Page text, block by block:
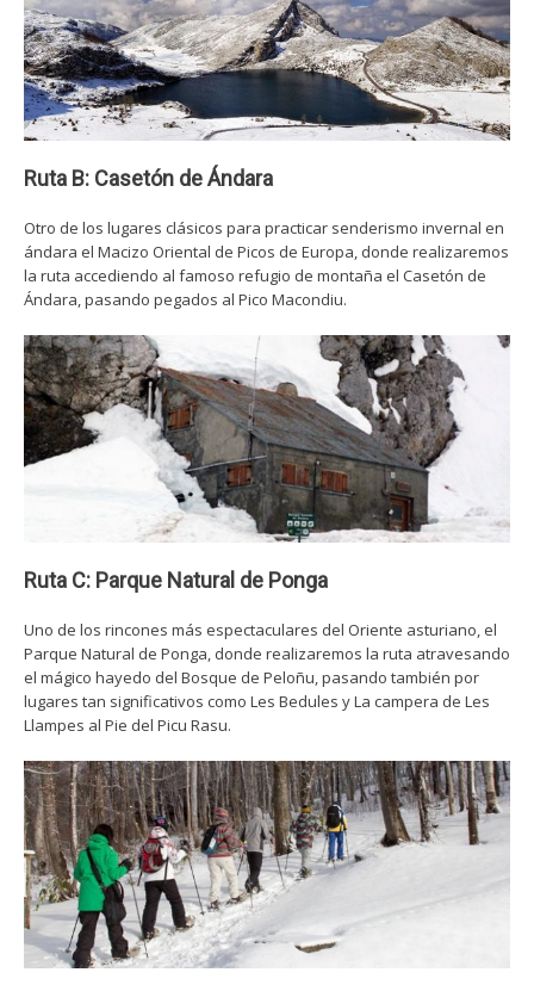
Ruta B: Casetón de Ándara
Otro de los lugares clásicos para practicar senderismo invernal en
ándara el Macizo Oriental de Picos de Europa, donde realizaremos
la ruta accediendo al famoso refugio de montaña el Casetón de
Ándara, pasando pegados al Pico Macondiu.
Ruta C: Parque Natural de Ponga
Uno de los rincones más espectaculares del Oriente asturiano, el
Parque Natural de Ponga, donde realizaremos la ruta atravesando
el mágico hayedo del Bosque de Peloñu, pasando también por
lugares tan significativos como Les Bedules y La campera de Les
Llampes al Pie del Picu Rasu.